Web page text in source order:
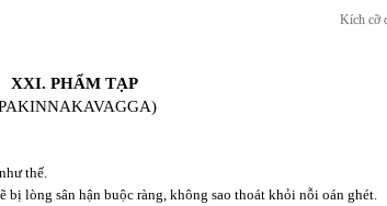
Kích cỡ
XXI. PHẨM TẠP
thế.
lòng sân hận buộc ràng, không sao thoát khỏi nỗi oán ghét.